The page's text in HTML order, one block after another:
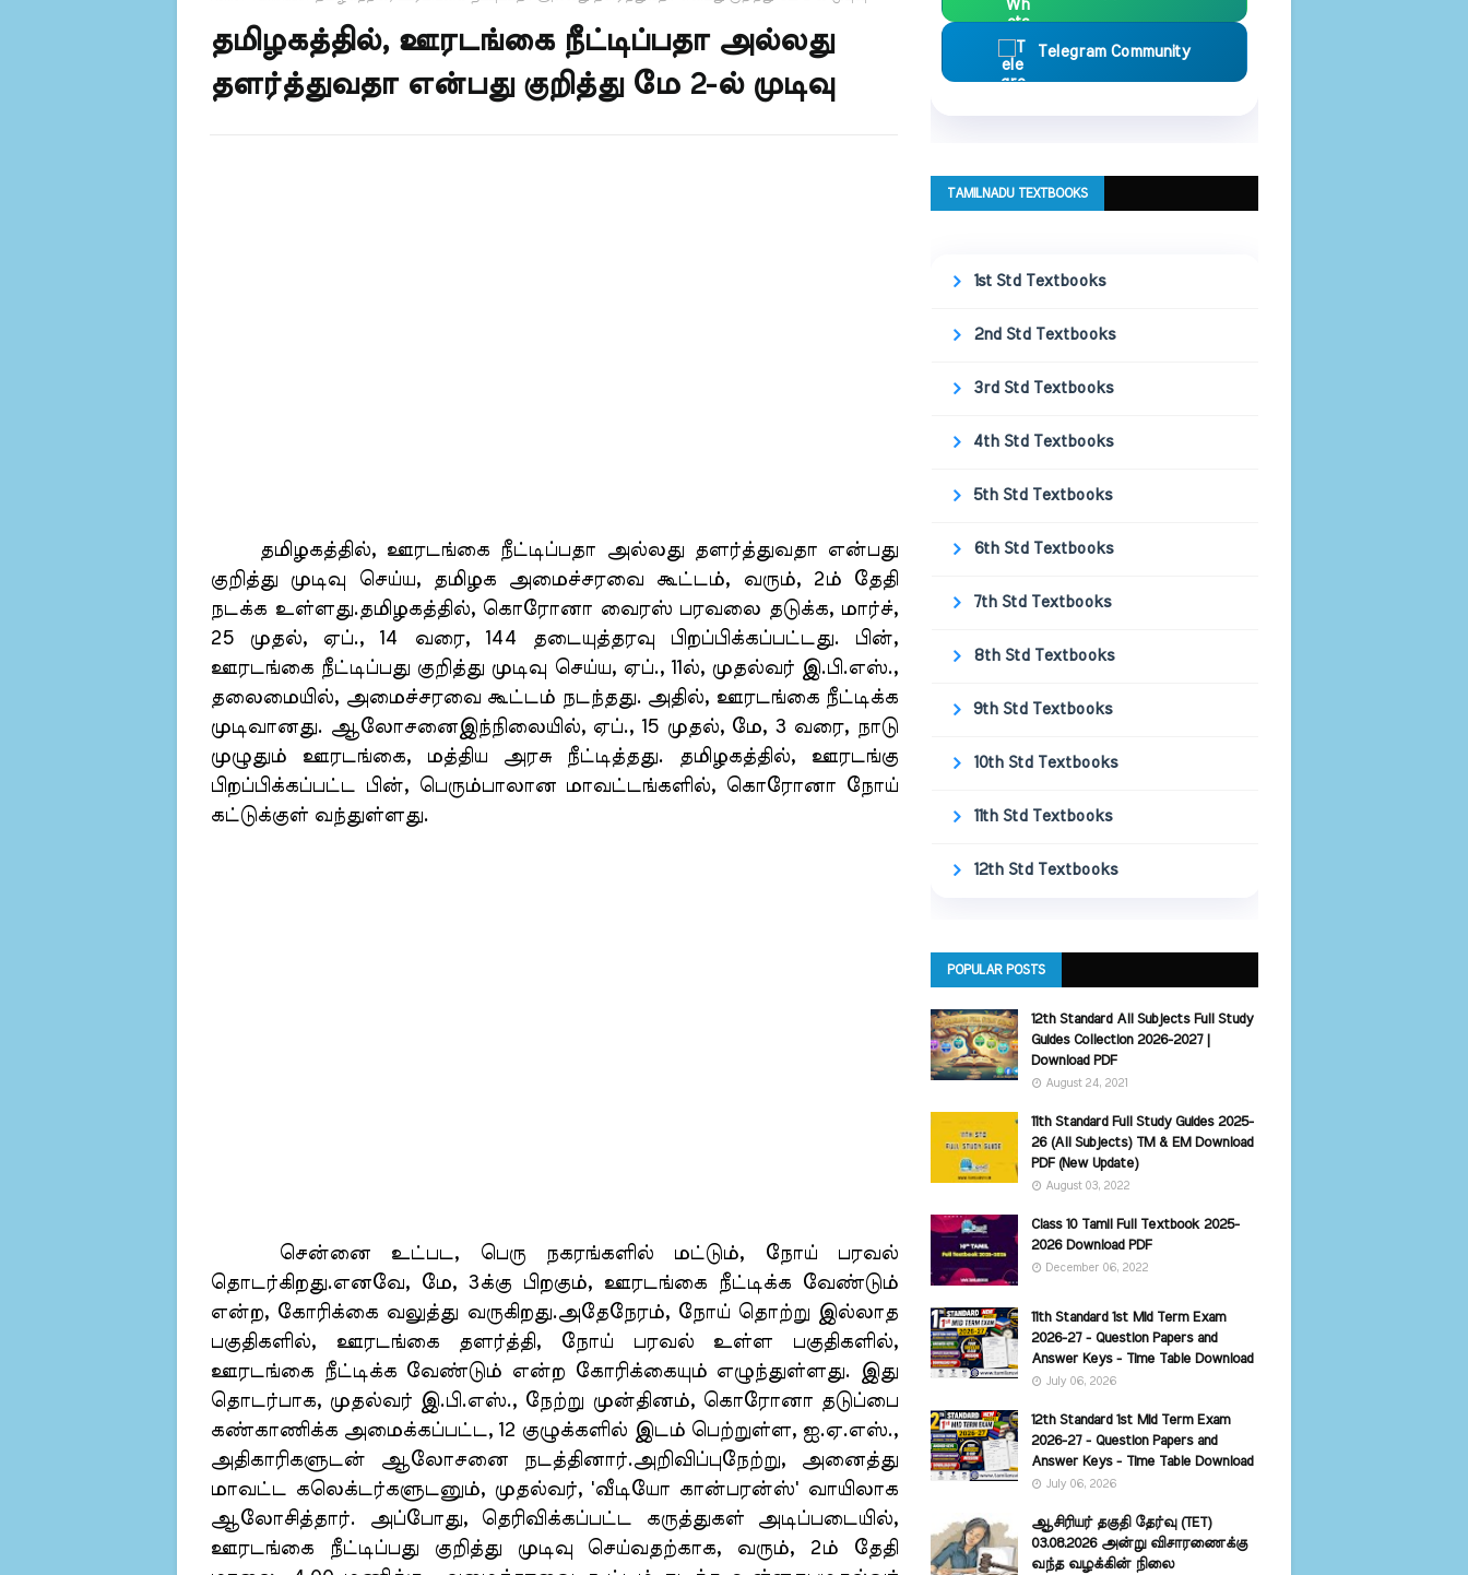
தமிழகத்தில், ஊரடங்கை நீட்டிப்பதா அல்லது
தளர்த்துவதா என்பது குறித்து மே 2-ல் முடிவு
தமிழகத்தில், ஊரடங்கை நீட்டிப்பதா அல்லது தளர்த்துவதா என்பது
குறித்து முடிவு செய்ய, தமிழக அமைச்சரவை கூட்டம், வரும், 2ம் தேதி
நடக்க உள்ளது.தமிழகத்தில், கொரோனா வைரஸ் பரவலை தடுக்க, மார்ச்,
25 முதல், ஏப்., 14 வரை, 144 தடையுத்தரவு பிறப்பிக்கப்பட்டது. பின்,
ஊரடங்கை நீட்டிப்பது குறித்து முடிவு செய்ய, ஏப்., 11ல், முதல்வர் இ.பி.எஸ்.,
தலைமையில், அமைச்சரவை கூட்டம் நடந்தது. அதில், ஊரடங்கை நீட்டிக்க
முடிவானது. ஆலோசனைஇந்நிலையில், ஏப்., 15 முதல், மே, 3 வரை, நாடு
முழுதும் ஊரடங்கை, மத்திய அரசு நீட்டித்தது. தமிழகத்தில், ஊரடங்கு
பிறப்பிக்கப்பட்ட பின், பெரும்பாலான மாவட்டங்களில், கொரோனா நோய்
கட்டுக்குள் வந்துள்ளது.
சென்னை உட்பட, பெரு நகரங்களில் மட்டும், நோய் பரவல்
தொடர்கிறது.எனவே, மே, 3க்கு பிறகும், ஊரடங்கை நீட்டிக்க வேண்டும்
என்ற, கோரிக்கை வலுத்து வருகிறது.அதேநேரம், நோய் தொற்று இல்லாத
பகுதிகளில், ஊரடங்கை தளர்த்தி, நோய் பரவல் உள்ள பகுதிகளில்,
ஊரடங்கை நீட்டிக்க வேண்டும் என்ற கோரிக்கையும் எழுந்துள்ளது. இது
தொடர்பாக, முதல்வர் இ.பி.எஸ்., நேற்று முன்தினம், கொரோனா தடுப்பை
கண்காணிக்க அமைக்கப்பட்ட, 12 குழுக்களில் இடம் பெற்றுள்ள, ஐ.ஏ.எஸ்.,
அதிகாரிகளுடன் ஆலோசனை நடத்தினார்.அறிவிப்புநேற்று, அனைத்து
மாவட்ட கலெக்டர்களுடனும், முதல்வர், 'வீடியோ கான்பரன்ஸ்' வாயிலாக
ஆலோசித்தார். அப்போது, தெரிவிக்கப்பட்ட கருத்துகள் அடிப்படையில்,
ஊரடங்கை நீட்டிப்பது குறித்து முடிவு செய்வதற்காக, வரும், 2ம் தேதி
Telegram Community
TAMILNADU TEXTBOOKS
1st Std Textbooks
2nd Std Textbooks
3rd Std Textbooks
4th Std Textbooks
5th Std Textbooks
6th Std Textbooks
7th Std Textbooks
8th Std Textbooks
9th Std Textbooks
10th Std Textbooks
11th Std Textbooks
12th Std Textbooks
POPULAR POSTS
12th Standard All Subjects Full Study
Guides Collection 2026-2027 |
Download PDF
August 24, 2021
11th Standard Full Study Guides 2025-
26 (All Subjects) TM & EM Download
PDF (New Update)
August 03, 2022
Class 10 Tamil Full Textbook 2025-
2026 Download PDF
December 06, 2022
11th Standard 1st Mid Term Exam
2026-27 - Question Papers and
Answer Keys - Time Table Download
July 06, 2026
12th Standard 1st Mid Term Exam
2026-27 - Question Papers and
Answer Keys - Time Table Download
July 06, 2026
ஆசிரியர் தகுதி தேர்வு (TET)
03.08.2026 அன்று விசாரணைக்கு
வந்த வழக்கின் நிலை